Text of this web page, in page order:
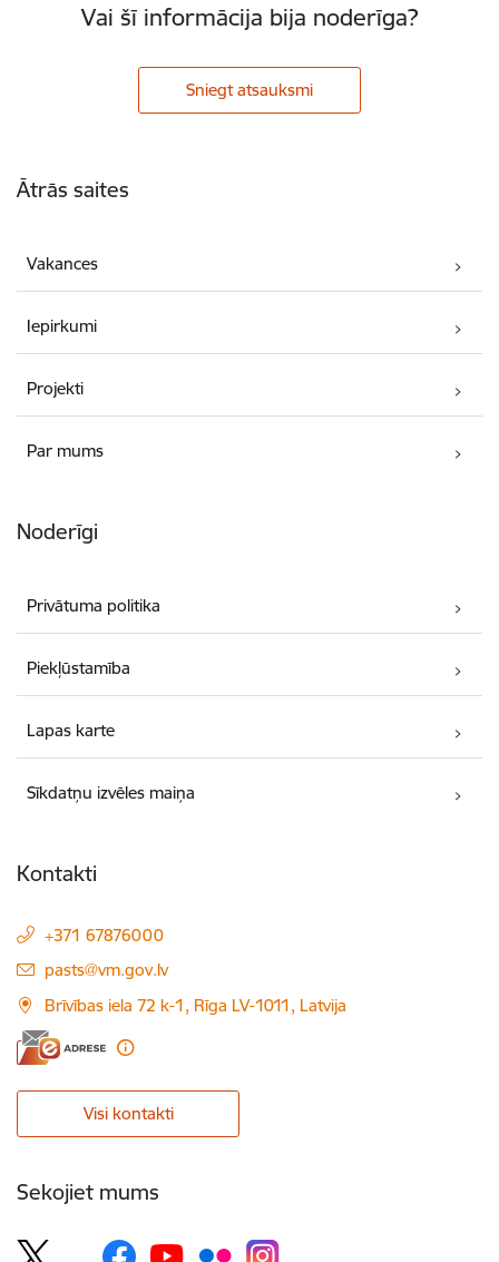
Vai šī informācija bija noderīga?
Sniegt atsauksmi
Ātrās saites
Vakances
Iepirkumi
Projekti
Par mums
Noderīgi
Privātuma politika
Piekļūstamība
Lapas karte
Sīkdatņu izvēles maiņa
Kontakti
+371 67876000
E-pasts:
pasts@vm.gov.lv
Brīvības iela 72 k-1, Rīga LV-1011, Latvija
Visi kontakti
Sekojiet mums